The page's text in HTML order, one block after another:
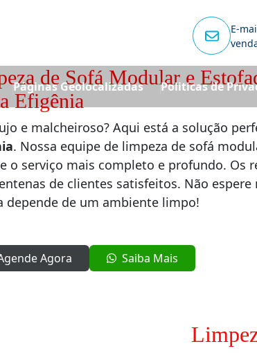
E-
Páginas Geolocalizadas Politicas de
de Sofá Modular e
Efigênia
e malcheiroso? Aqui está a solução
. Nossa equipe de limpeza de sofá
o serviço mais completo e profundo. Os
de clientes satisfeitos. Não espere
depende de um ambiente limpo!
Agora Saiba Mais